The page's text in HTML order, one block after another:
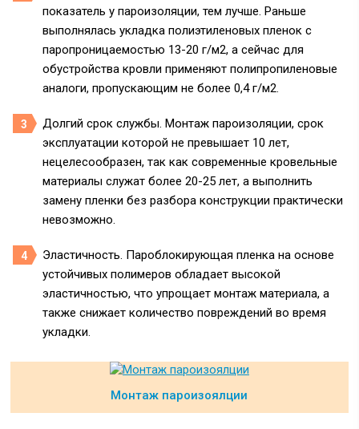
показатель у пароизоляции, тем лучше. Раньше
выполнялась укладка полиэтиленовых пленок с
паропроницаемостью 13-20 г/м2, а сейчас для
обустройства кровли применяют полипропиленовые
аналоги, пропускающим не более 0,4 г/м2.
Долгий срок службы. Монтаж пароизоляции, срок
эксплуатации которой не превышает 10 лет,
нецелесообразен, так как современные кровельные
материалы служат более 20-25 лет, а выполнить
замену пленки без разбора конструкции практически
невозможно.
Эластичность. Пароблокирующая пленка на основе
устойчивых полимеров обладает высокой
эластичностью, что упрощает монтаж материала, а
также снижает количество повреждений во время
укладки.
Монтаж пароизоялции